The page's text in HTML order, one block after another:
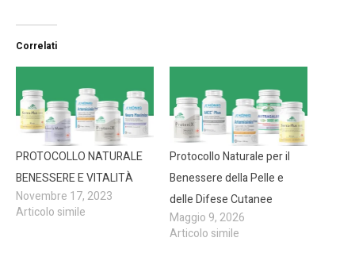
Correlati
PROTOCOLLO NATURALE
BENESSERE E VITALITÀ
Novembre 17, 2023
Articolo simile
Protocollo Naturale per il
Benessere della Pelle e
delle Difese Cutanee
Maggio 9, 2026
Articolo simile